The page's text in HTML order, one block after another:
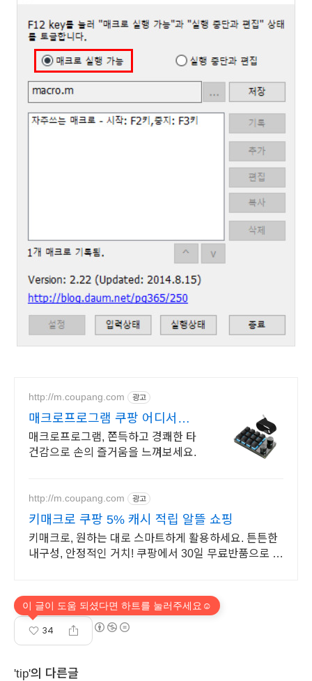
http://m.coupang.com 광고
매크로프로그램 쿠팡 어디서든
자유롭게 유무선
매크로프로그램, 쫀득하고 경쾌한 타
건감으로 손의 즐거움을 느껴보세요.
http://m.coupang.com 광고
키매크로 쿠팡 5% 캐시 적립 알뜰 쇼핑
키매크로, 원하는 대로 스마트하게 활용하세요. 튼튼한
내구성, 안정적인 거치! 쿠팡에서 30일 무료반품으로 경
34
이 글이 도움 되셨다면 하트를 눌러주세요☺
'tip'의 다른글